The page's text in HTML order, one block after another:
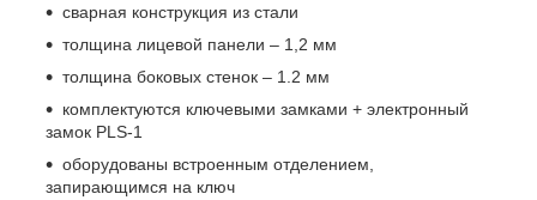
сварная конструкция из стали
толщина лицевой панели – 1,2 мм
толщина боковых стенок – 1.2 мм
комплектуются ключевыми замками + электронный
замок PLS-1
оборудованы встроенным отделением,
запирающимся на ключ